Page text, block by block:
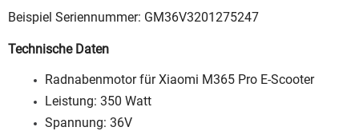
Beispiel Seriennummer: GM36V3201275247
Technische Daten
Radnabenmotor für Xiaomi M365 Pro E-Scooter
Leistung: 350 Watt
Spannung: 36V